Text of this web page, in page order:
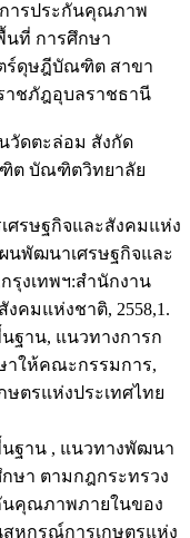
ารประกันคุณภาพ
นที่ การศึกษา
ร์ดุษฎีบัณฑิต สาขา
าชภัฎอุบลราชธานี
วัดตะล่อม สังกัด
ต บัณฑิตวิทยาลัย
รษฐกิจและสังคมแห่ง
นพัฒนาเศรษฐกิจและ
รุงเทพฯ:สำนักงาน
คมแห่งชาติ, 2558,1.
ฐาน, แนวทางการก
าให้คณะกรรมการ,
ตรแห่งประเทศไทย
ฐาน , แนวทางพัฒนา
ษา ตามกฎกระทรวง
นคุณภาพภายในของ
สหกรณ์การเกษตรแห่ง